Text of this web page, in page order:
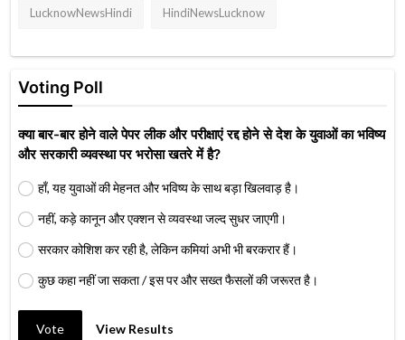
LucknowNewsHindi HindiNewsLucknow
Voting Poll
क्या बार-बार होने वाले पेपर लीक और परीक्षाएं रद्द होने से देश के युवाओं का भविष्य
और सरकारी व्यवस्था पर भरोसा खतरे में है?
हाँ, यह युवाओं की मेहनत और भविष्य के साथ बड़ा खिलवाड़ है।
नहीं, कड़े कानून और एक्शन से व्यवस्था जल्द सुधर जाएगी।
सरकार कोशिश कर रही है, लेकिन कमियां अभी भी बरकरार हैं।
कुछ कहा नहीं जा सकता / इस पर और सख्त फैसलों की जरूरत है।
Vote View Results